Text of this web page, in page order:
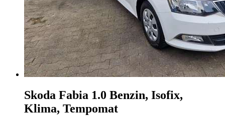
Skoda Fabia 1.0 Benzin, Isofix,
Klima, Tempomat